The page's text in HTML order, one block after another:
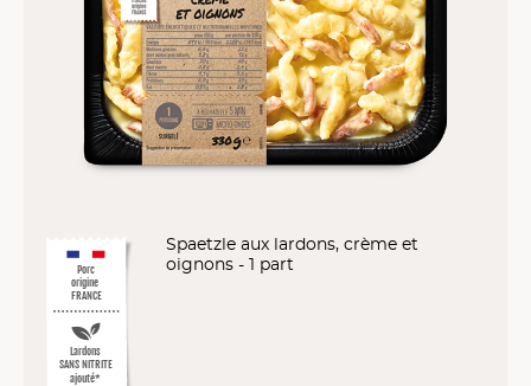
Porc
origine
FRANCE
Lardons
SANS NITRITE
ajouté*
Spaetzle aux lardons, crème et
oignons - 1 part